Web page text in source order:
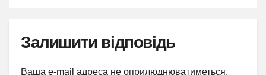
Залишити відповідь
Ваша e-mail адреса не оприлюднюватиметься.